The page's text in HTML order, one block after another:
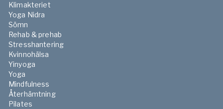
Klimakteriet
Yoga Nidra
Sömn
Rehab & prehab
Stresshantering
Kvinnohälsa
Yinyoga
Yoga
Mindfulness
Återhämtning
Pilates